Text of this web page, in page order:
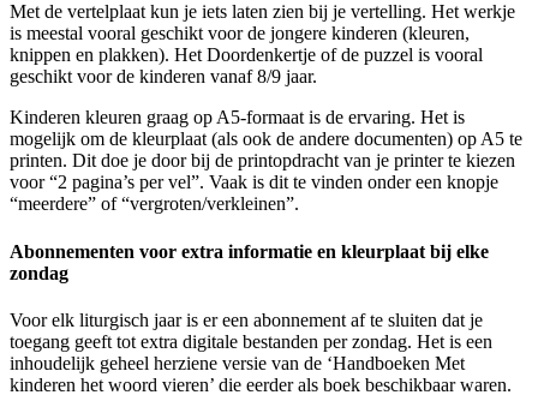
Met de vertelplaat kun je iets laten zien bij je vertelling. Het werkje
is meestal vooral geschikt voor de jongere kinderen (kleuren,
knippen en plakken). Het Doordenkertje of de puzzel is vooral
geschikt voor de kinderen vanaf 8/9 jaar.
Kinderen kleuren graag op A5-formaat is de ervaring. Het is
mogelijk om de kleurplaat (als ook de andere documenten) op A5 te
printen. Dit doe je door bij de printopdracht van je printer te kiezen
voor “2 pagina’s per vel”. Vaak is dit te vinden onder een knopje
“meerdere” of “vergroten/verkleinen”.
Abonnementen voor extra informatie en kleurplaat bij elke
zondag
Voor elk liturgisch jaar is er een abonnement af te sluiten dat je
toegang geeft tot extra digitale bestanden per zondag. Het is een
inhoudelijk geheel herziene versie van de ‘Handboeken Met
kinderen het woord vieren’ die eerder als boek beschikbaar waren.